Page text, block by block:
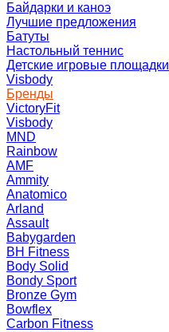
Байдарки и каноэ
Лучшие предложения
Батуты
Настольный теннис
Детские игровые площадки
Visbody
Бренды
VictoryFit
Visbody
MND
Rainbow
AMF
Ammity
Anatomico
Arland
Assault
Babygarden
BH Fitness
Body Solid
Bondy Sport
Bronze Gym
Bowflex
Carbon Fitness